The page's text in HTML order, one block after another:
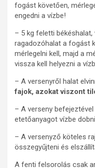
fogást követően,
engedni a vízbe!
– 5 kg feletti
ragadozóhalat a fogást
mérlegelni kell, majd a
vissza kell helyezni a
– A versenyről halat
fajok, azokat viszont
– A verseny
etetőanyagot vízbe
– A versenyző köteles
összegyűjteni és
A fenti felsorolás csak